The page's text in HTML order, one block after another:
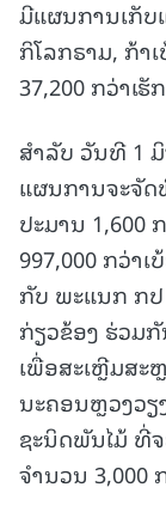
ມີແຜນການເກັບ
ກິໂລກຣາມ, ກ້າ
37,200 ກວ່າເຮັ
ສຳລັບ ວັນທີ 1
ແຜນການຈະຈັ
ປະມານ 1,600
997,000 ກວ່າ
ກັບ ພະແນກ ກ
ກ່ຽວຂ້ອງ ຮ່ວມ
ເພື່ອສະເຫຼີມສະ
ນະຄອນຫຼວງວຽ
ຊະນິດພັນໄມ້ ທີ່ຈ
ຈຳນວນ 3,000